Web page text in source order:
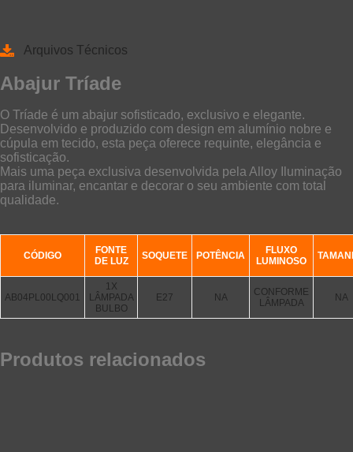
Arquivos Técnicos
Abajur Tríade
O Tríade é um abajur sofisticado, exclusivo e elegante.
Desenvolvido e produzido com design em alumínio nobre e
cúpula em tecido, esta peça oferece requinte, elegância e
sofisticação.
Mais uma peça exclusiva desenvolvida pela Alloy Iluminação
para iluminar, encantar e decorar o seu ambiente com total
qualidade.
CÓDIGO
FONTE
DE LUZ
SOQUETE POTÊNCIA
FLUXO
LUMINOSO
AB04PL00LQ001
1X
LÂMPADA
BULBO
E27 NA
CONFORME
LÂMPADA
NA
Produtos relacionados